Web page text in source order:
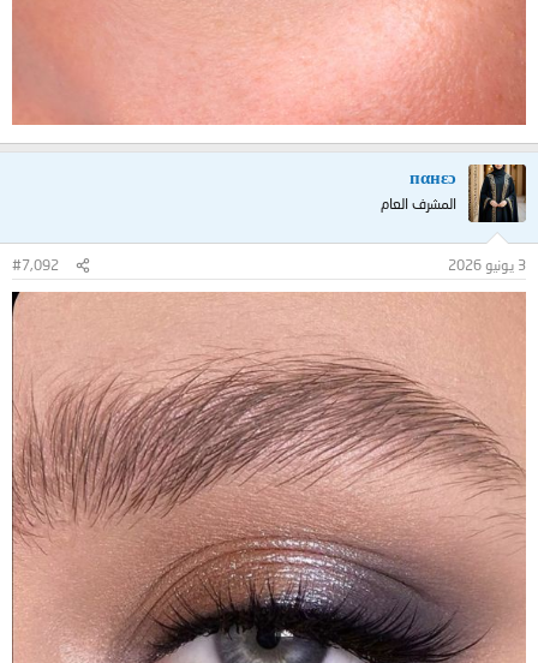
пαнεɔ
المشرف العام
3 يونيو 2026 #7,092